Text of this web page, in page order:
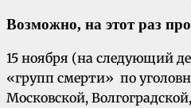
Возможно, на этот раз
15 ноября (на следующий
«групп смерти» по
Московской,